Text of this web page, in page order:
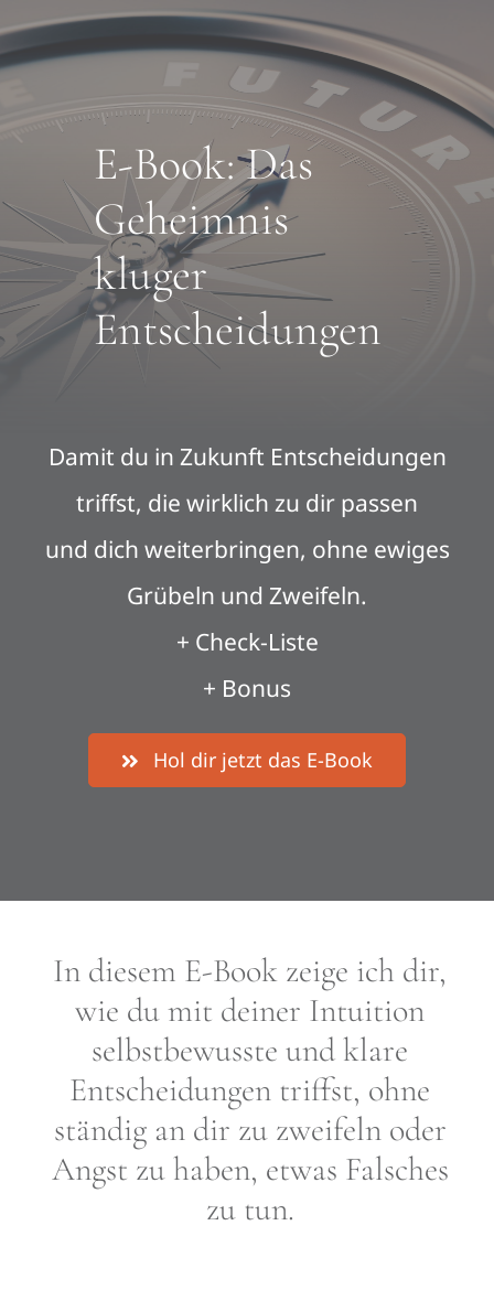
to
E-Book: Das
Geheimnis
kluger
Entscheidungen
Damit du in Zukunft Entscheidungen
triffst, die wirklich zu dir passen
und dich weiterbringen, ohne ewiges
Grübeln und Zweifeln.
+ Check-Liste
+ Bonus
Hol dir jetzt das E-Book
In diesem E-Book zeige ich dir,
wie du mit deiner Intuition
selbstbewusste und klare
Entscheidungen triffst, ohne
ständig an dir zu zweifeln oder
Angst zu haben, etwas Falsches
zu tun.